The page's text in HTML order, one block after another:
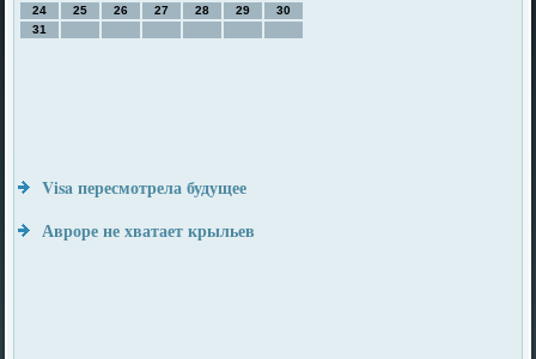
24
25 26 27 28 29
30
31
Visa пересмотрела будущее
Авроре не хватает крыльев